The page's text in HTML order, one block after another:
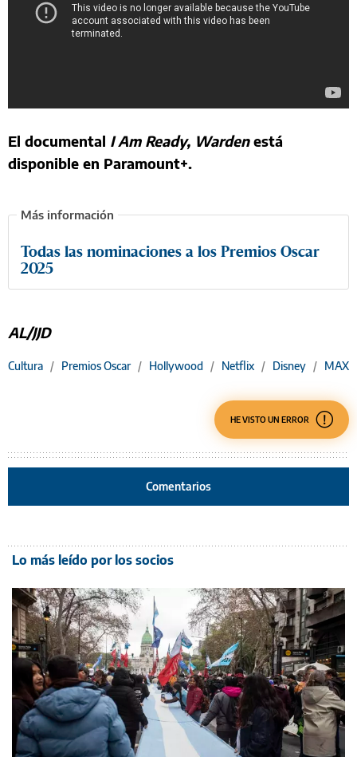
El documental I Am Ready, Wardenestá
disponible en Paramount+.
Todas las nominaciones a los Premios Oscar
2025
AL/JJD
Cultura / Premios Oscar / Hollywood / Netflix / Disney / MAX
HE VISTO UN ERROR
Comentarios
Lo más leído por los socios